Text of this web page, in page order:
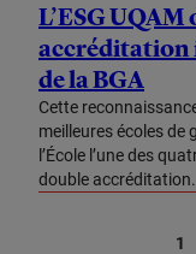
L’ESG
accréditation
de la BGA
Cette
meilleures écoles de
l’École l’une des
double accréditation.
1